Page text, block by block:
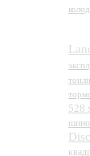
528